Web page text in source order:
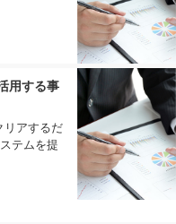
用する事
リアするだ
テムを提